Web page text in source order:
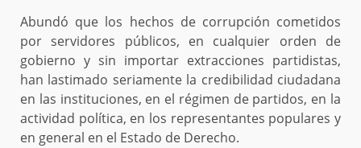
Abundó que los hechos de corrupción cometidos
por servidores públicos, en cualquier orden de
gobierno y sin importar extracciones partidistas,
han lastimado seriamente la credibilidad ciudadana
en las instituciones, en el régimen de partidos, en la
actividad política, en los representantes populares y
en general en el Estado de Derecho.